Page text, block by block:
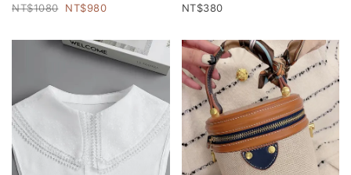
1080
980
380